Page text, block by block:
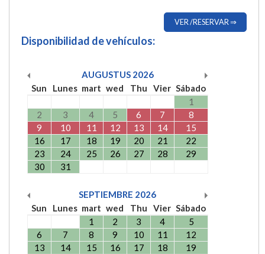
VER /RESERVAR ⇒
Disponibilidad de vehículos:
AUGUSTUS 2026
Sun
Lunes mart wed Thu Vier Sábado
1
2
3 4 5 6 7
8
9
10 11 12 13 14
15
16
17 18 19 20 21
22
23
24 25 26 27 28
29
30
31
SEPTIEMBRE 2026
Sun
Lunes mart wed Thu Vier Sábado
1
2 3 4
5
6
7 8 9 10 11
12
13
14 15 16 17 18
19